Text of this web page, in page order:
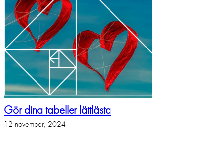
Gör dina tabeller lättlästa
12 november, 2024